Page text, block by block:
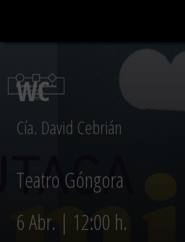
contenido
WC
Cía. David Cebrián
Teatro Góngora
6 Abr. | 12:00 h.